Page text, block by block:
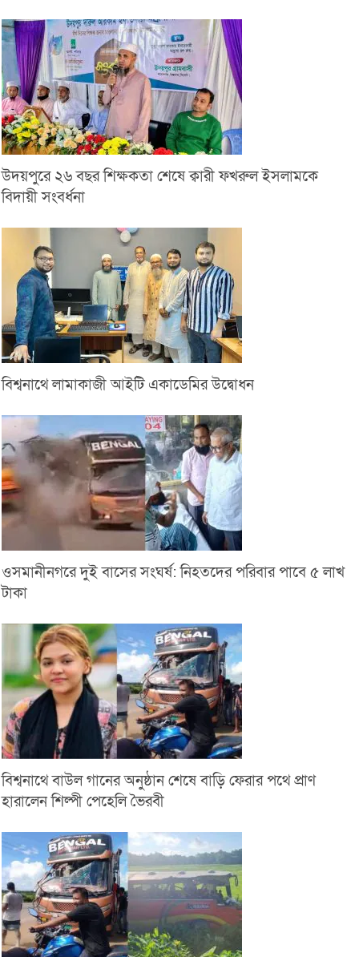
উদয়পুরে ২৬ বছর শিক্ষকতা শেষে ক্বারী ফখরুল ইসলামকে
বিদায়ী সংবর্ধনা
বিশ্বনাথে লামাকাজী আইটি একাডেমির উদ্বোধন
ওসমানীনগরে দুই বাসের সংঘর্ষ: নিহতদের পরিবার পাবে ৫ লাখ
টাকা
বিশ্বনাথে বাউল গানের অনুষ্ঠান শেষে বাড়ি ফেরার পথে প্রাণ
হারালেন শিল্পী পেহেলি ভৈরবী